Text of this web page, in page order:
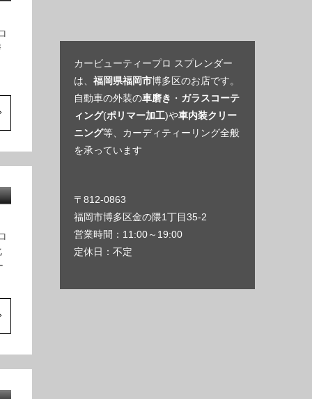
カービューティープロ スプレンダー
は、 福岡県福岡市博多区のお店です。
自動車の外装の車磨き ・ ガラスコーテ
ィング(ポリマー加工)や車内装クリー
ニング等、カーディティーリング全般
を承っています
〒812-0863
福岡市博多区金の隈1丁目35-2
営業時間：11:00～19:00
定休日：不定